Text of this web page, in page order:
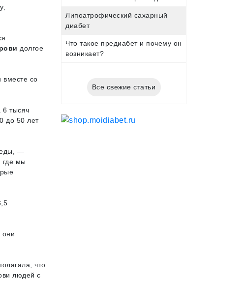
долгое
со
6 тысяч
до 50 лет
еды, —
где мы
они
что
людей с
Липоатрофический сахарный
диабет
Что такое предиабет и почему он
возникает?
Все свежие статьи